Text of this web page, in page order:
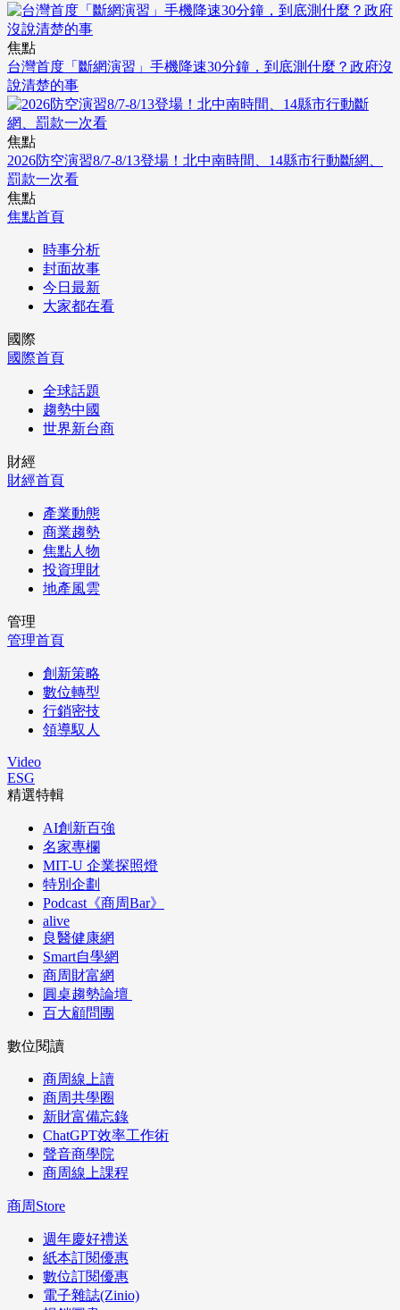
焦點
台灣首度「斷網演習」手機降速30分鐘，到底測什麼？政府沒
說清楚的事
焦點
2026防空演習8/7-8/13登場！北中南時間、14縣市行動斷網、
罰款一次看
焦點
焦點首頁
時事分析
封面故事
今日最新
大家都在看
國際
國際首頁
全球話題
趨勢中國
世界新台商
財經
財經首頁
產業動態
商業趨勢
焦點人物
投資理財
地產風雲
管理
管理首頁
創新策略
數位轉型
行銷密技
領導馭人
Video
ESG
精選特輯
AI創新百強
名家專欄
MIT-U 企業探照燈
特別企劃
Podcast《商周Bar》
alive
良醫健康網
Smart自學網
商周財富網
圓桌趨勢論壇
百大顧問團
數位閱讀
商周線上讀
商周共學圈
新財富備忘錄
ChatGPT效率工作術
聲音商學院
商周線上課程
商周Store
週年慶好禮送
紙本訂閱優惠
數位訂閱優惠
電子雜誌(Zinio)